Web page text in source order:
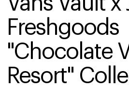
Freshgoods
"Chocolate
Resort"